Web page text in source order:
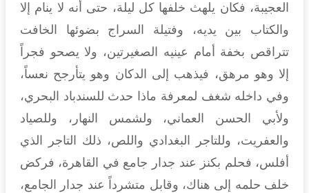
العجيبة، فكان يلهث خلفها كل ليلة، حتى أنه لا ينام إلا
والكتاب بين يديه، وفتيلة السراج بضوئها الخافت
تتراقص بخفة أمام عينيه الصغيرتين، ولا يصحو فجراً
إلا وهو مرهق، فيذهب إلى الدكان وهو يتأرجح نعساً،
وفي داخله شغف لمعرفة ماذا حدث للسندباد البحري،
ولأبي الحسن العماني، ولشمس النهار، وللصياد
والعفريت، وللتاجر البغدادي واللص، ذلك التاجر الذي
أفلس، فحلم بكنز عند جدار جامع في القاهرة، فركض
خلف حلمه إلى هناك، وقابل متشرداً عند جدار الجامع،